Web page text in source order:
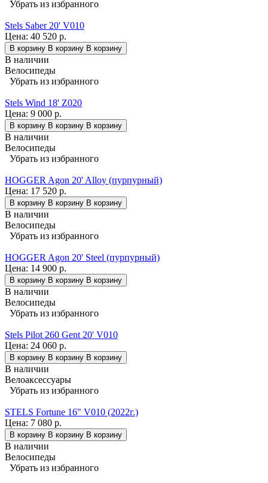
Убрать из избранного
Stels Saber 20' V010
Цена: 40 520 р.
В корзину В корзину В корзину
В наличии
Велосипеды
Убрать из избранного
Stels Wind 18' Z020
Цена: 9 000 р.
В корзину В корзину В корзину
В наличии
Велосипеды
Убрать из избранного
HOGGER Agon 20' Alloy (пурпурный)
Цена: 17 520 р.
В корзину В корзину В корзину
В наличии
Велосипеды
Убрать из избранного
HOGGER Agon 20' Steel (пурпурный)
Цена: 14 900 р.
В корзину В корзину В корзину
В наличии
Велосипеды
Убрать из избранного
Stels Pilot 260 Gent 20' V010
Цена: 24 060 р.
В корзину В корзину В корзину
В наличии
Велоаксессуары
Убрать из избранного
STELS Fortune 16" V010 (2022г.)
Цена: 7 080 р.
В корзину В корзину В корзину
В наличии
Велосипеды
Убрать из избранного